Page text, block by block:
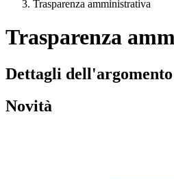
Trasparenza amministrativa
Trasparenza
Dettagli dell'argomento
Novità